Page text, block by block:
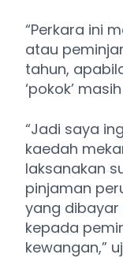
“Perkara ini
atau
tahun,
‘pokok’
“Jadi saya
kaedah
laksanakan
pinjaman
yang dibayar
kepada
kewangan,”